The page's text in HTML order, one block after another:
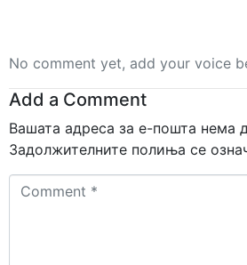
No comment yet, add your voice
Add a Comment
Вашата адреса за е-пошта нема
Задолжителните полиња се
Comment